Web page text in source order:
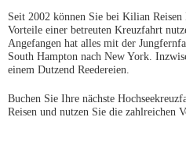
Seit 2002 können Sie bei Kilian
Vorteile einer betreuten Kreuzfahrt
Angefangen hat alles mit der
South Hampton nach New York.
einem Dutzend Reedereien.
Buchen Sie Ihre nächste
Reisen und nutzen Sie die zahlreichen